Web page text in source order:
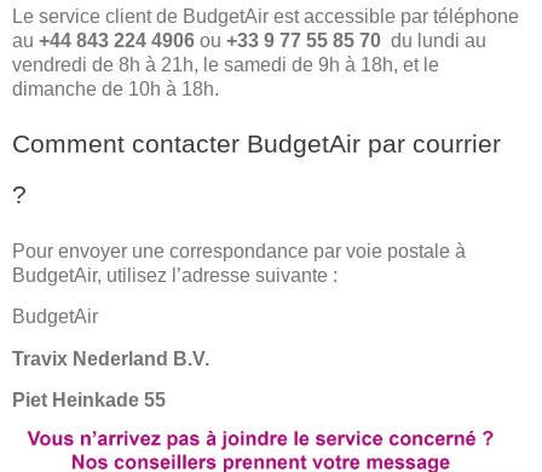
Le service client de BudgetAir est accessible par téléphone
au +44 843 224 4906 ou +33 9 77 55 85 70 du lundi au
vendredi de 8h à 21h, le samedi de 9h à 18h, et le
dimanche de 10h à 18h.
Comment contacter BudgetAir par courrier
?
Pour envoyer une correspondance par voie postale à
BudgetAir, utilisez l’adresse suivante :
BudgetAir
Travix Nederland B.V.
Piet Heinkade 55